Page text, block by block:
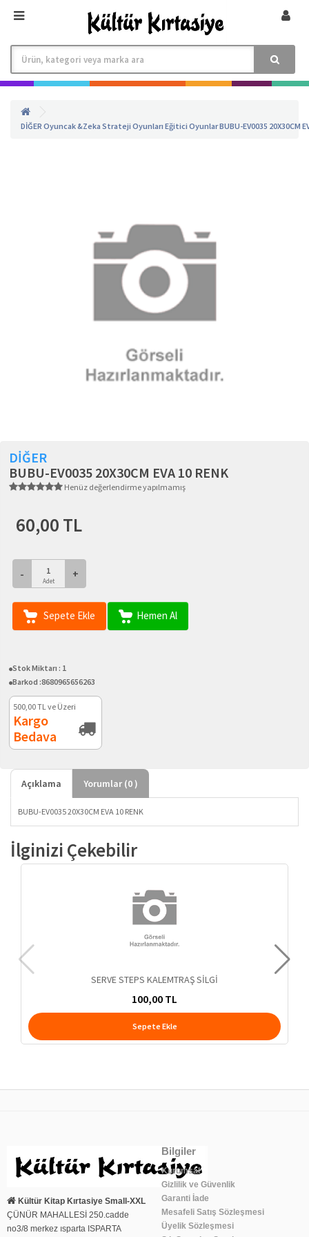
DİĞER Oyuncak &Zeka Strateji Oyunları Eğitici OyunlarBUBU-EV0035 20X30CM
DİĞER
BUBU-EV0035 20X30CM EVA 10 RENK
Henüz değerlendirme yapılmamış
60,00 TL
-
Adet
+
Sepete Ekle Hemen Al
Stok Miktarı : 1
Barkod :8680965656263
500,00TL ve Üzeri
Kargo
Bedava
Açıklama Yorumlar (0)
BUBU-EV0035 20X30CM EVA 10 RENK
İlginizi Çekebilir
SERVE STEPS KALEMTRAŞ SİLGİ
100,00 TL
Sepete Ekle
Kültür Kitap Kırtasiye Small-XXL
ÇÜNÜR MAHALLESİ 250.cadde
no3/8 merkez ısparta ISPARTA
Bilgiler
Kurumsal
Gizlilik ve Güvenlik
Garanti İade
Mesafeli Satış Sözleşmesi
Üyelik Sözleşmesi